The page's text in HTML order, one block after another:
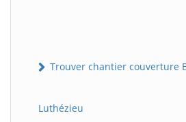
Trouver chantier couverture
Luthézieu